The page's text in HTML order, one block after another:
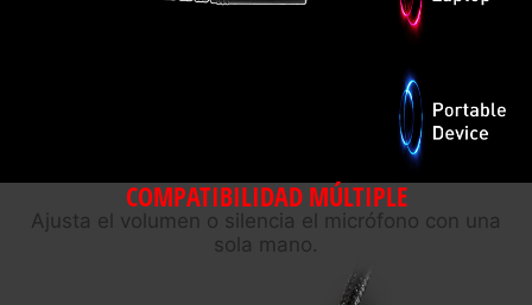
COMPATIBILIDAD MÚLTIPLE
Ajusta el volumen o silencia el micrófono con una
sola mano.